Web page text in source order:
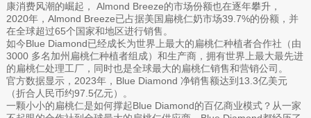
康消费风潮的崛起， Almond Breeze的市场份额也在逐年攀升，
2020年，Almond Breeze已占据美国扁桃仁奶市场39.7%的份额，并
在全球超过65个国家和地区进行销售。
如今Blue Diamond已经成长为世界上最大的扁桃仁种植者合作社（由
3000 多名加州扁桃仁种植者组成）和生产商，拥有世界上最大最先进
的扁桃仁处理工厂，同时也是全球最大的扁桃仁销售和营销公司。
官方数据显示，2023年，Blue Diamond 净销售额达到13.3亿美元
（折合人民币约97.5亿元）。
一颗小小的扁桃仁是如何撑起Blue Diamond的百亿商业模式？从一家